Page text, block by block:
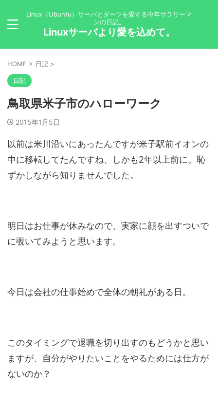
Linux（Ubuntu）サーバとダーツを愛する中年サラリーマ
ンの日記。
Linuxサーバより愛を込めて。
HOME > 日記 >
日記
鳥取県米子市のハローワーク
2015年1月5日
以前は米川沿いにあったんですが米子駅前イオンの
中に移転してたんですね、しかも2年以上前に。恥
ずかしながら知りませんでした。
明日はお仕事が休みなので、実家に顔を出すついで
に覗いてみようと思います。
今日は会社の仕事始めで全体の朝礼がある日。
このタイミングで退職を切り出すのもどうかと思い
ますが、自分がやりたいことをやるためには仕方が
ないのか？